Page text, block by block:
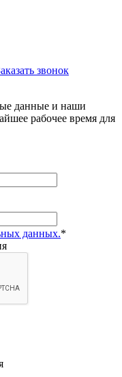
звонок
данные и наши
рабочее время для
данных.*